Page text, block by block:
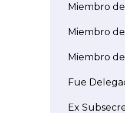
Miembro
Miembro
Miembro
Fue
Ex